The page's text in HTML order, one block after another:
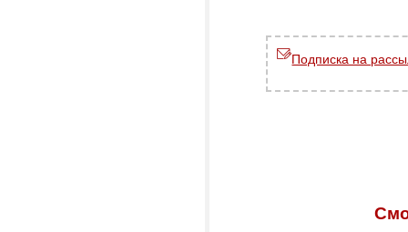
Подписка на